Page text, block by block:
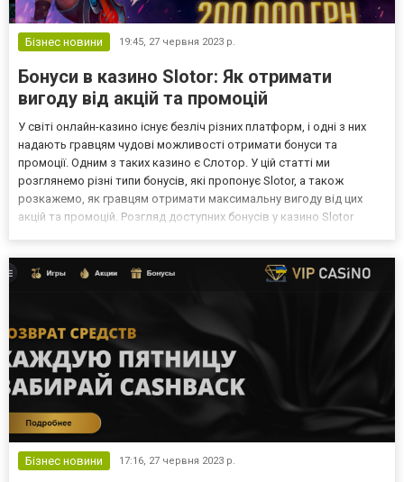
Бізнес новини 19:45, 27 червня 2023 р.
Бонуси в казино Slotor: Як отримати
вигоду від акцій та промоцій
У світі онлайн-казино існує безліч різних платформ, і одні з них
надають гравцям чудові можливості отримати бонуси та
промоції. Одним з таких казино є Слотор. У цій статті ми
розглянемо різні типи бонусів, які пропонує Slotor, а також
розкажемо, як гравцям отримати максимальну вигоду від цих
акцій та промоцій. Розгляд доступних бонусів у казино Slotor
Бізнес новини 17:16, 27 червня 2023 р.